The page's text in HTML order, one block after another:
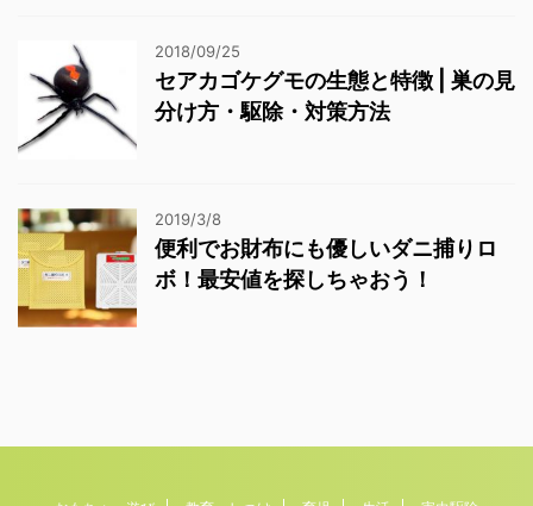
2018/09/25
セアカゴケグモの生態と特徴 | 巣の見
分け方・駆除・対策方法
2019/3/8
便利でお財布にも優しいダニ捕りロ
ボ！最安値を探しちゃおう！